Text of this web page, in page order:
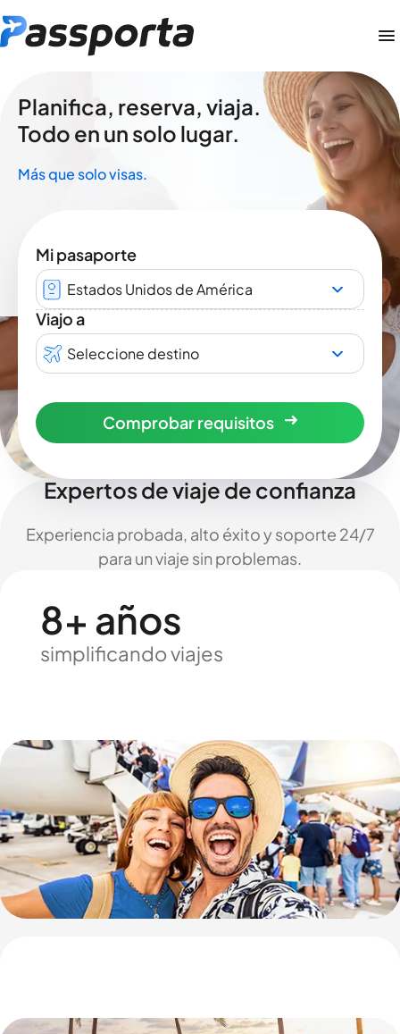
Planifica, reserva, viaja.
Todo en un solo lugar.
Más que solo visas.
Mi pasaporte
Estados Unidos de América
Viajo a
Seleccione destino
Comprobar requisitos
Expertos de viaje de confianza
Experiencia probada, alto éxito y soporte 24/7
para un viaje sin problemas.
8+ años
simplificando viajes